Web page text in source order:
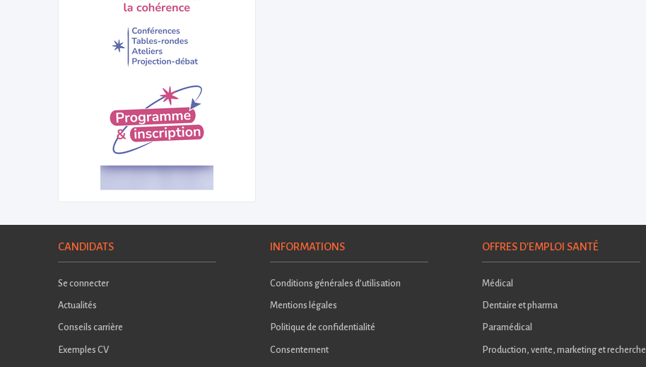
CANDIDATS
Se connecter
Actualités
Conseils carrière
Exemples CV
INFORMATIONS
Conditions générales d’utilisation
Mentions légales
Politique de confidentialité
Consentement
OFFRES D'EMPLOI SANTÉ
Médical
Dentaire et pharma
Paramédical
Production, vente, marketing et recherche